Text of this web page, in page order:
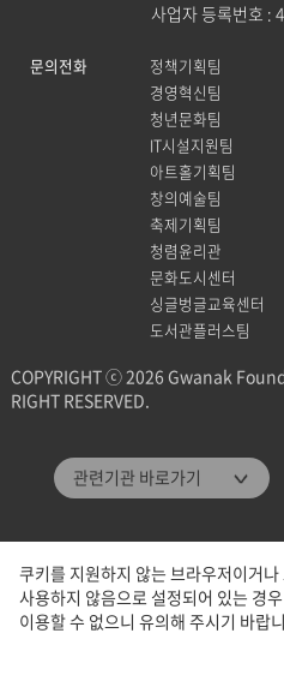
관련기관 바로가기
관악문화재단
관악구통합도서관
미디어센터관악
관악청년청
패밀리 사이트
사업자 등록번호 :
문의전화 정책기획팀
경영혁신팀
청년문화팀
IT시설지원팀
아트홀기획팀
창의예술팀
축제기획팀
청렴윤리관
문화도시센터
싱글벙글교육센터
도서관플러스팀
COPYRIGHT ⓒ 2026 Gwanak
RIGHT RESERVED.
쿠키를 지원하지 않는 브라우저이거
사용하지 않음으로 설정되어 있는 경
이용할 수 없으니 유의해 주시기 바랍